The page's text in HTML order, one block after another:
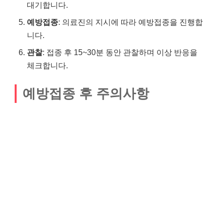
대기합니다.
예방접종: 의료진의 지시에 따라 예방접종을 진행합
니다.
관찰: 접종 후 15~30분 동안 관찰하며 이상 반응을
체크합니다.
예방접종 후 주의사항